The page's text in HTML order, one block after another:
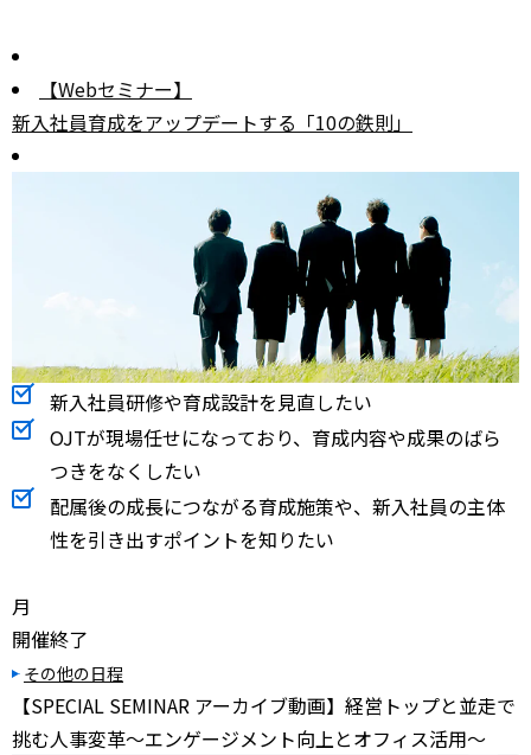
【Webセミナー】
新入社員育成をアップデートする「10の鉄則」
新入社員研修や育成設計を見直したい
OJTが現場任せになっており、育成内容や成果のばら
つきをなくしたい
配属後の成長につながる育成施策や、新入社員の主体
性を引き出すポイントを知りたい
月
開催終了
その他の日程
【SPECIAL SEMINAR アーカイブ動画】経営トップと並走で
挑む人事変革～エンゲージメント向上とオフィス活用～